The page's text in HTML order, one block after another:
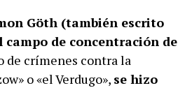
Göth (también escrito
de concentración de
de crímenes contra la
o «el Verdugo», se hizo